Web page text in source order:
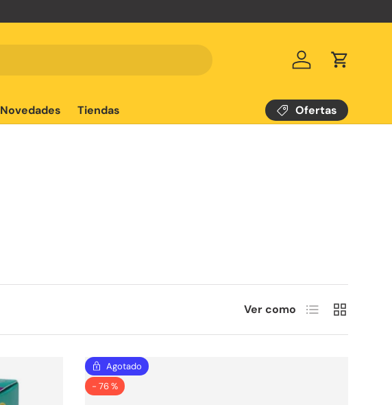
Iniciar sesión
Carrito
Novedades Tiendas Ofertas
Ver como Lista Cuadrícula
Agotado
- 76 %